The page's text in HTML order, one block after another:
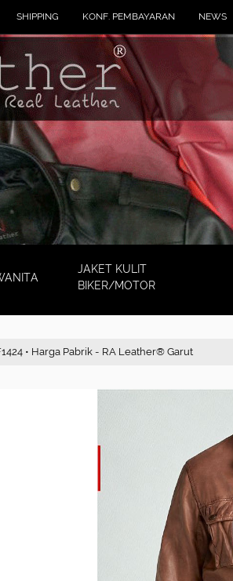
SHIPPING KONF. PEMBAYARAN NEWS
JAKET KULIT
BIKER/MOTOR
• Harga Pabrik - RA Leather® Garut